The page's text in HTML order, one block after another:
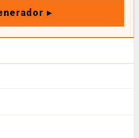
▸